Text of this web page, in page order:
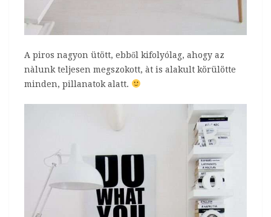
A piros nagyon ütött, ebből kifolyólag, ahogy az
nàlunk teljesen megszokott, àt is alakult körülötte
minden, pillanatok alatt.